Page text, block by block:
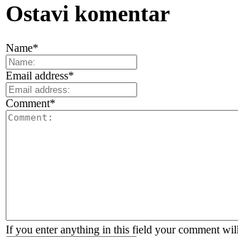
Ostavi komentar
Name*
Email address*
Comment*
If you enter anything in this field your comment will